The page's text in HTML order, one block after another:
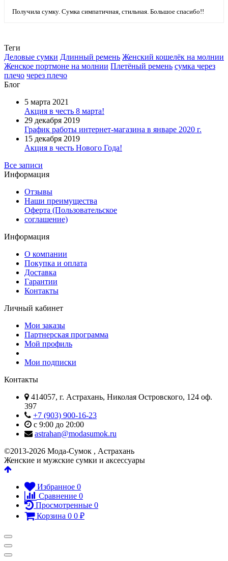
Получила сумку. Сумка симпатичная, стильная. Большое спасибо!!
Теги
Деловые сумки Длинный ремень Женский кошелёк на молнии
Женское портмоне на молнии Плетёный ремень сумка через
плечо через плечо
Блог
5 марта 2021
Акция в честь 8 марта!
29 декабря 2019
График работы интернет-магазина в январе 2020 г.
15 декабря 2019
Акция в честь Нового Года!
Все записи
Информация
Отзывы
Наши преимущества
Оферта (Пользовательское
соглашение)
Информация
О компании
Покупка и оплата
Доставка
Гарантии
Контакты
Личный кабинет
Мои заказы
Партнерская программа
Мой профиль
Мои подписки
Контакты
414057, г. Астрахань, Николая Островского, 124 оф.
397
+7 (903) 900-16-23
с 9:00 до 20:00
astrahan@modasumok.ru
©2013-2026 Мода-Сумок , Астрахань
Женские и мужские сумки и аксессуары
Избранное 0
Сравнение 0
Просмотренные 0
Корзина 0 0 ₽